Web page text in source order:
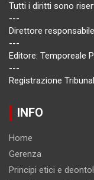
Tutti i diritti sono
---
Direttore
---
Editore: Temporeale
---
Registrazione
INFO
Home
Gerenza
Principi etici e